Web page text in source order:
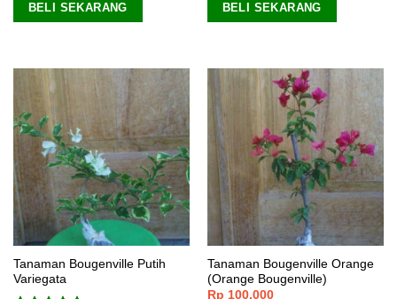
BELI SEKARANG BELI SEKARANG
Tanaman Bougenville Putih
Variegata
Tanaman Bougenville Orange
(Orange Bougenville)
Rp 100.000